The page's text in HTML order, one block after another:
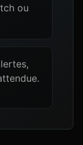
ou